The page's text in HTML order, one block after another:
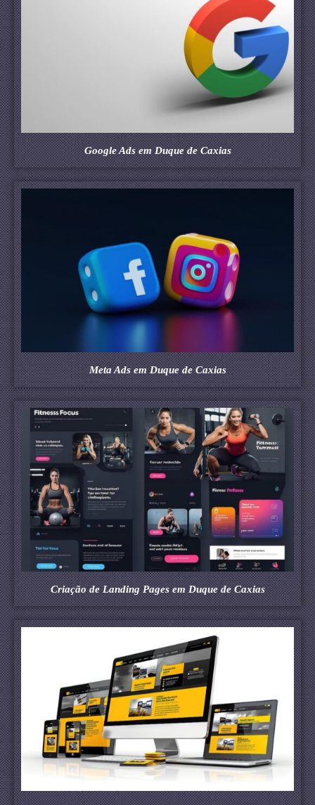
Google Ads em Duque de Caxias
Meta Ads em Duque de Caxias
Criação de Landing Pages em Duque de Caxias